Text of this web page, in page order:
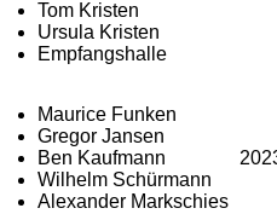
Tom Kristen
Ursula Kristen
Empfangshalle
Maurice Funken
Gregor Jansen
Ben Kaufmann
Wilhelm Schürmann
Alexander Markschies